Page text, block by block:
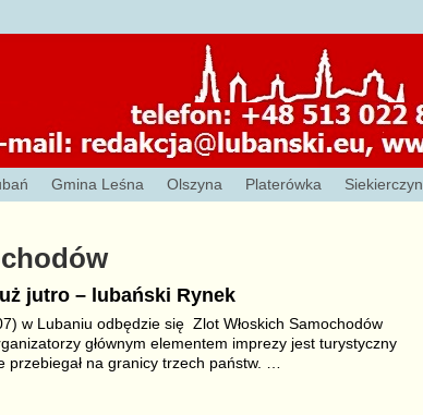
Gmina Leśna Olszyna Platerówka Siekierczyn
jutro – lubański Rynek
w Lubaniu odbędzie się Zlot Włoskich Samochodów
głównym elementem imprezy jest turystyczny
przebiegał na granicy trzech państw.